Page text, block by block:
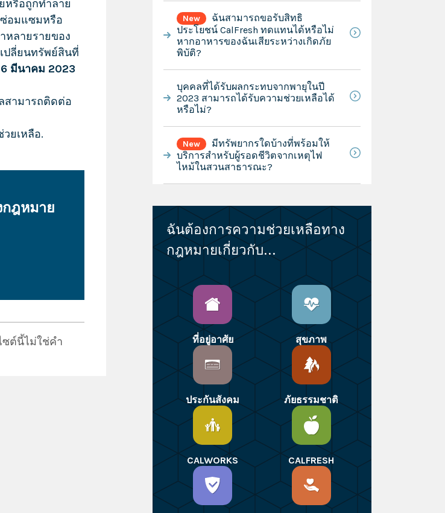
หรือถูกทำลาย
ซ่อมแซมหรือ
หลายรายของ
เปลี่ยนทรัพย์สินที่
6 มีนาคม 2023
สามารถติดต่อ
ยเหลือ.
ฎหมาย
ซต์นี้ไม่ใช่คำ
New
ฉันสามารถขอรับสิทธิ
ประโยชน์ CalFresh ทดแทนได้หรือไม่
หากอาหารของฉันเสียระหว่างเกิดภัย
พิบัติ?
บุคคลที่ได้รับผลกระทบจากพายุในปี
2023 สามารถได้รับความช่วยเหลือได้
หรือไม่?
New
มีทรัพยากรใดบ้างที่พร้อมให้
บริการสำหรับผู้รอดชีวิตจากเหตุไฟ
ไหม้ในสวนสาธารณะ?
ฉันต้องการความช่วยเหลือทาง
กฎหมายเกี่ยวกับ...
ที่อยู่อาศัย สุขภาพ
ประกันสังคม ภัยธรรมชาติ
CALWORKS CALFRESH